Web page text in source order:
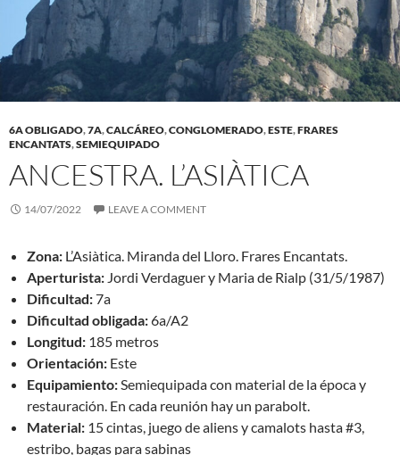
6A OBLIGADO,7A,CALCÁREO,CONGLOMERADO,ESTE,FRARES
ENCANTATS,SEMIEQUIPADO
ANCESTRA. L’ASIÀTICA
14/07/2022 LEAVE A COMMENT
Zona: L’Asiàtica. Miranda del Lloro. Frares Encantats.
Aperturista: Jordi Verdaguer y Maria de Rialp (31/5/1987)
Dificultad:7a
Dificultad obligada:6a/A2
Longitud: 185 metros
Orientación: Este
Equipamiento:Semiequipada con material de la época y
restauración. En cada reunión hay un parabolt.
Material: 15 cintas, juego de aliens y camalots hasta #3,
estribo, bagas para sabinas